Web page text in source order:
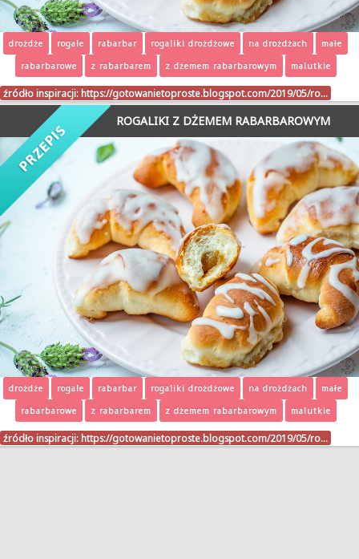
drożdże rogale rabarbar rogaliki drożdżowe na drożdżach
małe
rabarbarowe
z rabarbarem z dżemem rabarbarowym malutkie
źródło inspiracji: https://gotowanietoproste.blogspot.com/2019/05/ro…
ROGALIKI Z DŻEMEM RABARBAROWYM
drożdże rogale rabarbar rogaliki drożdżowe na drożdżach
małe
rabarbarowe
z rabarbarem z dżemem rabarbarowym malutkie
źródło inspiracji: https://gotowanietoproste.blogspot.com/2019/05/ro…